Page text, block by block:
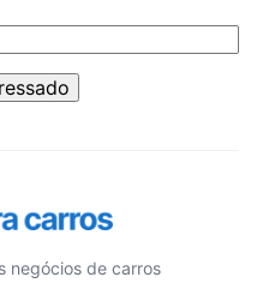
negócios de carros